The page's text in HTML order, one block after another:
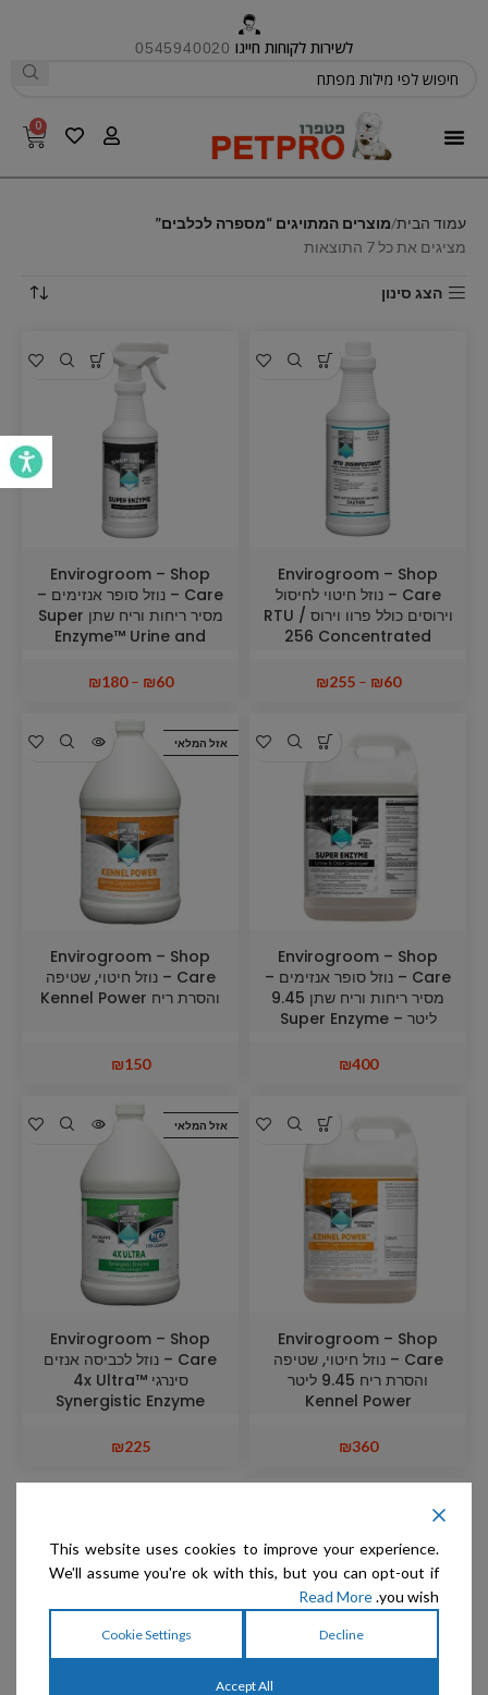
לשירות לקוחות חייגו 0545940020
0
עמוד הבית מוצרים המתויגים “מספרה לכלבים”
מציגים את כל ⁦7⁩ התוצאות
הצג סינון
Envirogroom – Shop
Care – נוזל חיטוי לחיסול
וירוסים כולל פרוו וירוס RTU /
256 Concentrated
₪60
–
₪255
Envirogroom – Shop
Care – נוזל סופר אנזימים –
מסיר ריחות וריח שתן Super
Enzyme™ Urine and
₪60
–
₪180
Envirogroom – Shop
Care – נוזל סופר אנזימים –
מסיר ריחות וריח שתן 9.45
ליטר Super Enzyme –
₪400
אזל המלאי
Envirogroom – Shop
Care – נוזל חיטוי, שטיפה
והסרת ריח Kennel Power
₪150
Envirogroom – Shop
Care – נוזל חיטוי, שטיפה
והסרת ריח 9.45 ליטר
Kennel Power
₪360
אזל המלאי
Envirogroom – Shop
Care – נוזל לכביסה אנזים
סינרגי 4x Ultra™
Synergistic Enzyme
₪225
This website uses cookies to improve your experience.
We'll assume you're ok with this, but you can opt-out if
you wish.
Read More
Decline
Cookie Settings
Accept All